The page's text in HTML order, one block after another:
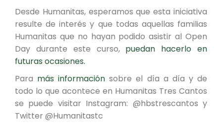
Desde Humanitas, esperamos que esta iniciativa
resulte de interés y que todas aquellas familias
Humanitas que no hayan podido asistir al Open
Day durante este curso, puedan hacerlo en
futuras ocasiones.
Para más información sobre el día a día y de
todo lo que acontece en Humanitas Tres Cantos
se puede visitar Instagram: @hbstrescantos y
Twitter @Humanitastc